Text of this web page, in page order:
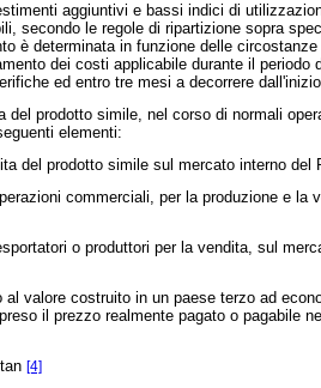
aggiuntivi e bassi indici di
secondo le regole di ripartizione sopra
è determinata in funzione delle
dei costi applicabile durante il periodo
ed entro tre mesi a decorrere
prodotto simile, nel corso di normali
elementi:
del prodotto simile sul mercato interno del
commerciali, per la produzione e la
o produttori per la vendita, sul
valore costruito in un paese terzo ad
il prezzo realmente pagato o pagabile
[4]